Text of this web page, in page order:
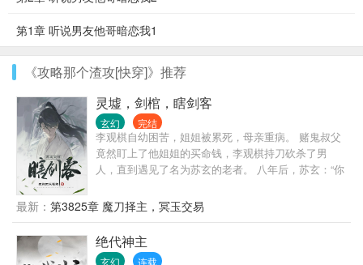
第1章 听说男友他哥暗恋我1
《攻略那个渣攻[快穿]》推荐
灵墟，剑棺，瞎剑客
玄幻 完结
李观棋自幼困苦，姐姐被累死，母亲重病。 赌鬼叔父
竟然盯上了他姐姐的买命钱，李观棋持刀砍杀了男
人，直到遇见了名为苏玄的老者。 八年后，苏玄：“你
秘剑匣，苏玄却管这剑匣叫剑棺。 少年不解。“去
哪？” 老者微微一笑，嘴里却说道：“爱哪去哪去，老
子都八年没有红尘炼心了！！” 自此，心怀鸿鹄之志的
少年郎一脚踏入腥风血雨的修真界！
最新： 第3825章 魔刀择主，冥玉交易
绝代神主
玄幻 连载